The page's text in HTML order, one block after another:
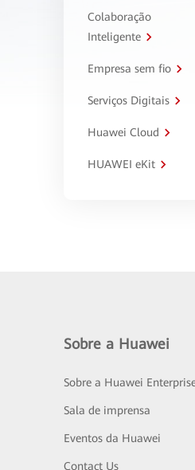
Colaboração
Inteligente
Empresa sem fio
Serviços Digitais
Huawei Cloud
HUAWEI eKit
Sobre a Huawei
Sobre a Huawei
Sala de imprensa
Eventos da Huawei
Contact Us